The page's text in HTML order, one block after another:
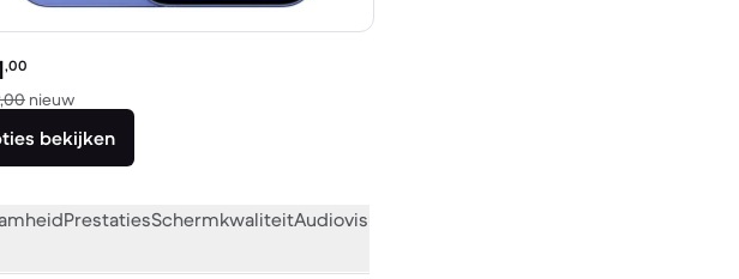
prijs:
,00
nieuwVergeleken met € 869,00 nieuw
bekijken
PrestatiesSchermkwaliteitAudiovisueel